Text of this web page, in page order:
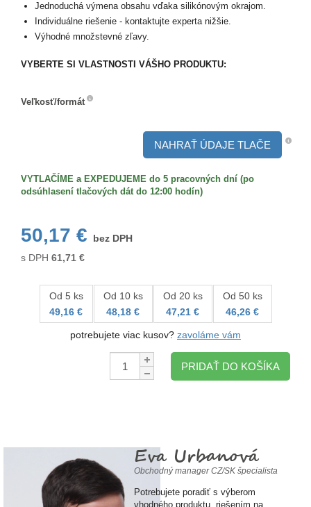
Jednoduchá výmena obsahu vďaka silikónovým okrajom.
Individuálne riešenie - kontaktujte experta nižšie.
Výhodné množstevné zľavy.
VYBERTE SI VLASTNOSTI VÁŠHO PRODUKTU:
Veľkosť/formát
NAHRAŤ ÚDAJE TLAČE
VYTLAČÍME a EXPEDUJEME do 5 pracovných dní (po
odsúhlasení tlačových dát do 12:00 hodín)
50,17 €
bez DPH
s DPH 61,71 €
Od 5 ks
49,16 €
Od 10 ks
48,18 €
Od 20 ks
47,21 €
Od 50 ks
46,26 €
potrebujete viac kusov? zavoláme vám
Množstvo:
PRIDAŤ DO KOŠÍKA
Eva Urbanová
Obchodný manager CZ/SK špecialista
Potrebujete poradiť s výberom
vhodného produktu, riešením na